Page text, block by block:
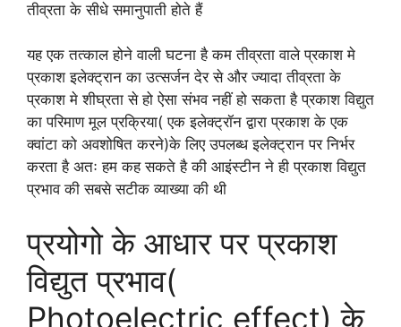
तीव्रता के सीधे समानुपाती होते हैं
यह एक तत्काल होने वाली घटना है कम तीव्रता वाले प्रकाश मे
प्रकाश इलेक्ट्रान का उत्सर्जन देर से और ज्यादा तीव्रता के
प्रकाश मे शीघ्रता से हो ऐसा संभव नहीं हो सकता है प्रकाश विद्युत
का परिमाण मूल प्रक्रिया( एक इलेक्ट्रॉन द्वारा प्रकाश के एक
क्वांटा को अवशोषित करने)के लिए उपलब्ध इलेक्ट्रान पर निर्भर
करता है अतः हम कह सकते है की आइंस्टीन ने ही प्रकाश विद्युत
प्रभाव की सबसे सटीक व्याख्या की थी
प्रयोगो के आधार पर प्रकाश
विद्युत प्रभाव(
Photoelectric effect) के